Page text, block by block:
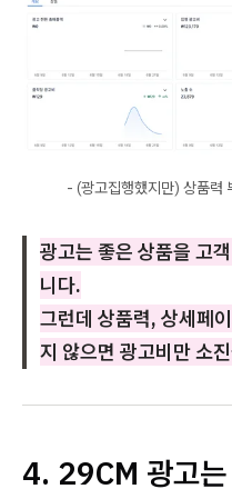
- (광고집행했지만) 상품력
광고는 좋은 상품을 고
니다.
그런데 상품력, 상세페
지 않으면 광고비만 소
4. 29CM 광고는